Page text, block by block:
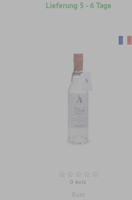
Lieferung 5 - 6 Tage
0 Avis
Rum